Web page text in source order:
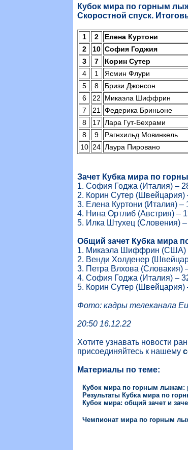
Кубок мира по горным
Скоростной спуск.
1 2 Елена Куртони
2
10 София Годжия
3
7 Корин Сутер
4
1 Ясмин Флури
5
8 Бризи Джонсон
6
22 Микаэла Шиффрин
7
21 Федерика Бриньоне
8
17 Лара Гут-Бехрами
8
9 Рагнхильд Мовинкель
10 24 Лаура Пировано
Зачет Кубка мира по
1. София Годжа (Италия) –
2. Корин Сутер (Швейцария)
3. Елена Куртони (Италия) –
4. Нина Ортлиб (Австрия) –
5. Илка Штухец (Словения) –
Общий зачет Кубка мира
1. Микаэла Шиффрин (США)
2. Венди Холденер
3. Петра Влхова (Словакия)
4. София Годжа (Италия) –
5. Корин Сутер (Швейцария)
Фото: кадры телеканала
20:50 16.12.22
Хотите узнавать новости
присоединяйтесь к нашему
Материалы по теме:
Кубок мира по горным лыжам:
Результаты Кубка мира по
Кубок мира: общий зачет и
Чемпионат мира по горным